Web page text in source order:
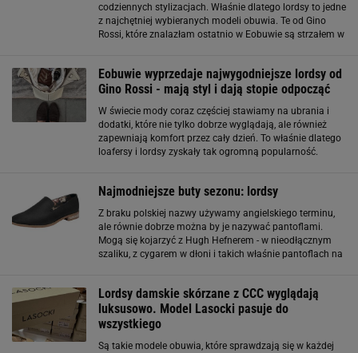
codziennych stylizacjach. Właśnie dlatego lordsy to jedne
z najchętniej wybieranych modeli obuwia. Te od Gino
Rossi, które znalazłam ostatnio w Eobuwie są strzałem w
Eobuwie wyprzedaje najwygodniejsze lordsy od
Gino Rossi - mają styl i dają stopie odpocząć
W świecie mody coraz częściej stawiamy na ubrania i
dodatki, które nie tylko dobrze wyglądają, ale również
zapewniają komfort przez cały dzień. To właśnie dlatego
loafersy i lordsy zyskały tak ogromną popularność.
Najmodniejsze buty sezonu: lordsy
Z braku polskiej nazwy używamy angielskiego terminu,
ale równie dobrze można by je nazywać pantoflami.
Mogą się kojarzyć z Hugh Hefnerem - w nieodłącznym
szaliku, z cygarem w dłoni i takich właśnie pantoflach na
Lordsy damskie skórzane z CCC wyglądają
luksusowo. Model Lasocki pasuje do
wszystkiego
Są takie modele obuwia, które sprawdzają się w każdej